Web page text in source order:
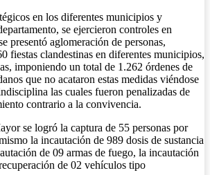
en los diferentes municipios y
se ejercieron controles en
presentó aglomeración de personas,
fiestas clandestinas en diferentes municipios,
imponiendo un total de 1.262 órdenes de
que no acataron estas medidas viéndose
las cuales fueron penalizadas de
contrario a la convivencia.
se logró la captura de 55 personas por
la incautación de 989 dosis de sustancia
de 09 armas de fuego, la incautación
de 02 vehículos tipo